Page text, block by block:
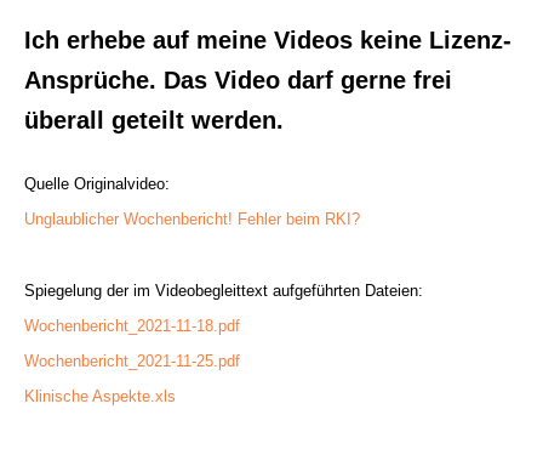
Ich erhebe auf meine Videos keine Lizenz-
Ansprüche. Das Video darf gerne frei
überall geteilt werden.
Quelle Originalvideo:
Unglaublicher Wochenbericht! Fehler beim RKI?
Spiegelung der im Videobegleittext aufgeführten Dateien:
Wochenbericht_2021-11-18.pdf
Wochenbericht_2021-11-25.pdf
Klinische Aspekte.xls